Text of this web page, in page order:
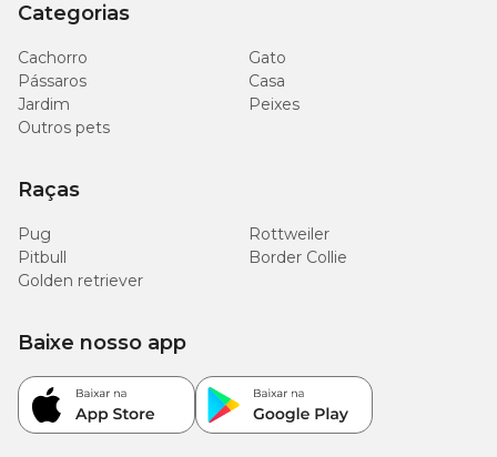
Categorias
Cachorro
Gato
Pássaros
Casa
Jardim
Peixes
Outros pets
Raças
Pug
Rottweiler
Pitbull
Border Collie
Golden retriever
Baixe nosso app